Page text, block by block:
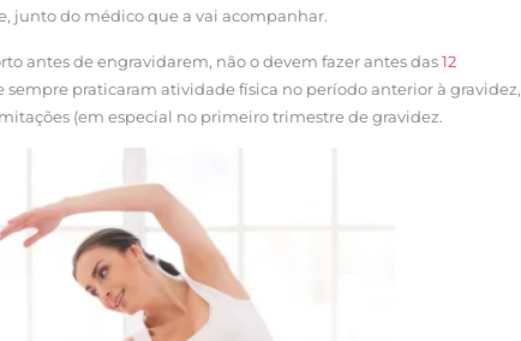
junto do médico que a vai acompanhar.
antes de engravidarem, não o devem fazer antes das12
sempre praticaram atividade física no período anterior à gravidez,
(em especial no primeiro trimestre de gravidez.